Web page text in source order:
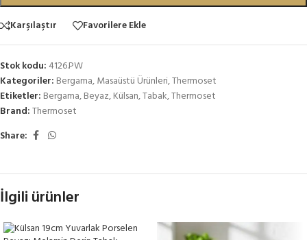
Karşılaştır Favorilere Ekle
Stok kodu: 4126.PW
Kategoriler: Bergama,Masaüstü Ürünleri,Thermoset
Etiketler: Bergama,Beyaz,Külsan,Tabak,Thermoset
Brand:Thermoset
Share:
İlgili ürünler